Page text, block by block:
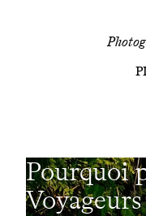
Pourquoi
Voyageurs